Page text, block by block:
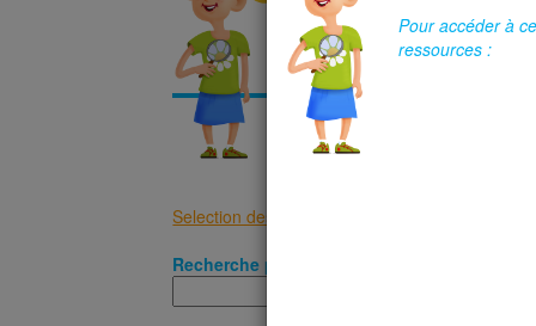
" Conscience Numérique
malle pédagogique retrouvera
déroulements pédagogiques et
Selection des critères de recherche de
Recherche par mots clefs :
Pour accéder à
ressources :